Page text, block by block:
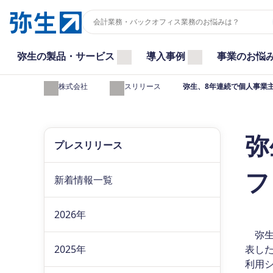
弥生の製品・サービス 導入事例 事業のお悩
弥生株式会社 プレスリリース 弥生、8年連続で個人事業
弥
表し
利用
プレスリリース
新着情報一覧
2026年
2025年